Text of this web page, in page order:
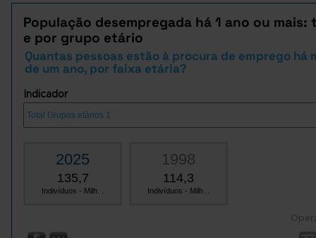
População desempregada há 1 ano ou mais:
e por grupo etário
Quantas pessoas estão à procura de emprego há
de um ano, por faixa etária?
Indicador
2025
135,7
Indivíduos - Milh...
1998
114,3
Indivíduos - Milh...